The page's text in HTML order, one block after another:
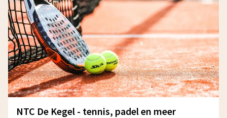
NTC De Kegel - tennis, padel en meer